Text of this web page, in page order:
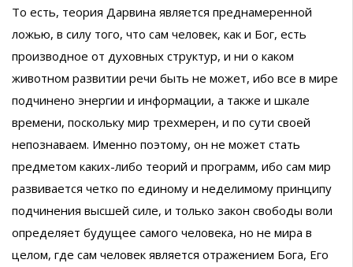
То есть, теория Дарвина является преднамеренной
ложью, в силу того, что сам человек, как и Бог, есть
производное от духовных структур, и ни о каком
животном развитии речи быть не может, ибо все в мире
подчинено энергии и информации, а также и шкале
времени, поскольку мир трехмерен, и по сути своей
непознаваем. Именно поэтому, он не может стать
предметом каких-либо теорий и программ, ибо сам мир
развивается четко по единому и неделимому принципу
подчинения высшей силе, и только закон свободы воли
определяет будущее самого человека, но не мира в
целом, где сам человек является отражением Бога, Его